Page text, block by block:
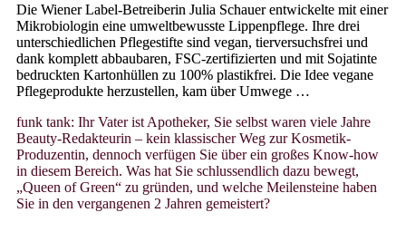
Die Wiener Label-Betreiberin Julia Schauer entwickelte mit einer
Mikrobiologin eine umweltbewusste Lippenpflege. Ihre drei
unterschiedlichen Pflegestifte sind vegan, tierversuchsfrei und
dank komplett abbaubaren, FSC-zertifizierten und mit Sojatinte
bedruckten Kartonhüllen zu 100% plastikfrei. Die Idee vegane
Pflegeprodukte herzustellen, kam über Umwege …
funk tank: Ihr Vater ist Apotheker, Sie selbst waren viele Jahre
Beauty-Redakteurin – kein klassischer Weg zur Kosmetik-
Produzentin, dennoch verfügen Sie über ein großes Know-how
in diesem Bereich. Was hat Sie schlussendlich dazu bewegt,
„Queen of Green“ zu gründen, und welche Meilensteine haben
Sie in den vergangenen 2 Jahren gemeistert?